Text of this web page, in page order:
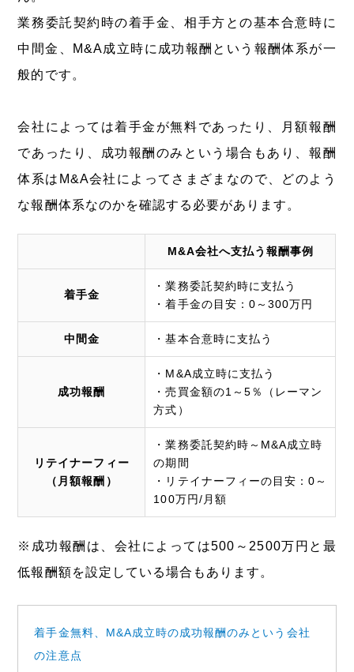
業務委託契約時の着手金、相手方との基本合意時に
中間金、M&A成立時に成功報酬という報酬体系が一
般的です。
会社によっては着手金が無料であったり、月額報酬
であったり、成功報酬のみという場合もあり、報酬
体系はM&A会社によってさまざまなので、どのよう
な報酬体系なのかを確認する必要があります。
M&A会社へ支払う報酬事例
着手金
・業務委託契約時に支払う
・着手金の目安：0～300万円
中間金 ・基本合意時に支払う
成功報酬
・M&A成立時に支払う
・売買金額の1～5％（レーマン
方式）
リテイナーフィー
（月額報酬）
・業務委託契約時～M&A成立時
の期間
・リテイナーフィーの目安：0～
100万円/月額
※成功報酬は、会社によっては500～2500万円と最
低報酬額を設定している場合もあります。
着手金無料、M&A成立時の成功報酬のみという会社
の注意点